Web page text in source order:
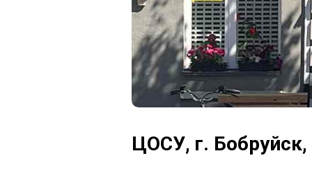
ЦОСУ, г.